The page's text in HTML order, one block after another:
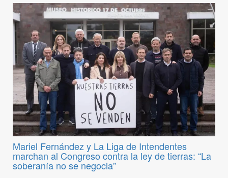
Mariel Fernández y La Liga de Intendentes
marchan al Congreso contra la ley de tierras: “La
soberanía no se negocia”